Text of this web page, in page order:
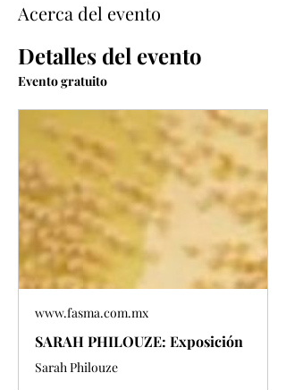
Acerca del evento
Detalles del evento
Evento gratuito
www.fasma.com.mx
SARAH PHILOUZE: Exposición
Sarah Philouze